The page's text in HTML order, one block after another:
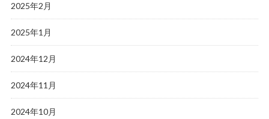
2025年2月
2025年1月
2024年12月
2024年11月
2024年10月